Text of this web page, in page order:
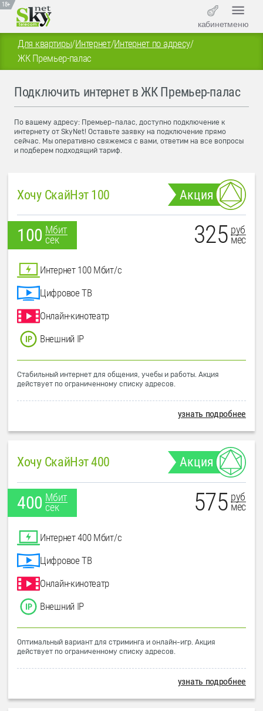
18+
кабинетменю
Для квартиры/Интернет/Интернет по адресу/
ЖК Премьер-палас
Подключить интернет в ЖК Премьер-палас
По вашему адресу: Премьер-палас, доступно подключение к
интернету от SkyNet! Оставьте заявку на подключение прямо
сейчас. Мы оперативно свяжемся с вами, ответим на все вопросы
и подберем подходящий тариф.
Хочу СкайНэт 100 Акция
100 Мбит
сек
325 руб
мес
Интернет 100 Мбит/с
Цифровое ТВ
Онлайн-кинотеатр
Внешний IP
Стабильный интернет для общения, учебы и работы. Акция
действует по ограниченному списку адресов.
узнать подробнее
Хочу СкайНэт 400 Акция
400 Мбит
сек
575 руб
мес
Интернет 400 Мбит/с
Цифровое ТВ
Онлайн-кинотеатр
Внешний IP
Оптимальный вариант для стриминга и онлайн-игр. Акция
действует по ограниченному списку адресов.
узнать подробнее